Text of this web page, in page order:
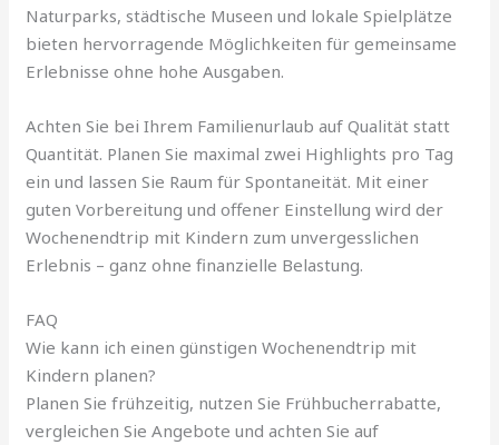
Naturparks, städtische Museen und lokale Spielplätze
bieten hervorragende Möglichkeiten für gemeinsame
Erlebnisse ohne hohe Ausgaben.
Achten Sie bei Ihrem Familienurlaub auf Qualität statt
Quantität. Planen Sie maximal zwei Highlights pro Tag
ein und lassen Sie Raum für Spontaneität. Mit einer
guten Vorbereitung und offener Einstellung wird der
Wochenendtrip mit Kindern zum unvergesslichen
Erlebnis – ganz ohne finanzielle Belastung.
FAQ
Wie kann ich einen günstigen Wochenendtrip mit
Kindern planen?
Planen Sie frühzeitig, nutzen Sie Frühbucherrabatte,
vergleichen Sie Angebote und achten Sie auf